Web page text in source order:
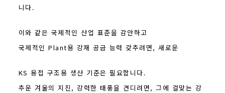
니다.
이와 같은 국제적인 산업 표준을 감안하고
국제적인 Plant용 강재 공급 능력 갖추려면, 새로운
KS 용접 구조용 생산 기준은 필요합니다.
추운 겨울의 지진, 강력한 태풍을 견디려면, 그에 걸맞는 강